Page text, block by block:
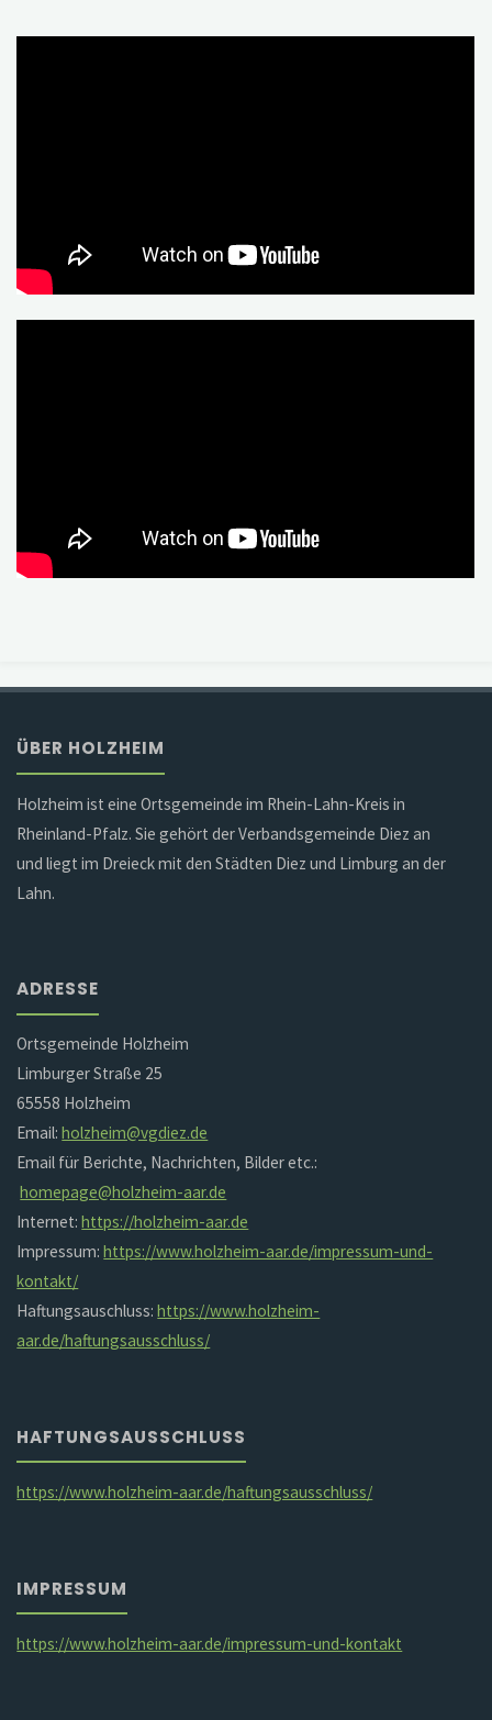
ÜBER HOLZHEIM
Holzheim ist eine Ortsgemeinde im Rhein-Lahn-Kreis in
Rheinland-Pfalz. Sie gehört der Verbandsgemeinde Diez an
und liegt im Dreieck mit den Städten Diez und Limburg an der
Lahn.
ADRESSE
Ortsgemeinde Holzheim
Limburger Straße 25
65558 Holzheim
Email:holzheim@vgdiez.de
Email für Berichte, Nachrichten, Bilder etc.:
homepage@holzheim-aar.de
Internet:https://holzheim-aar.de
Impressum:https://www.holzheim-aar.de/impressum-und-
kontakt/
Haftungsauschluss:https://www.holzheim-
aar.de/haftungsausschluss/
HAFTUNGSAUSSCHLUSS
https://www.holzheim-aar.de/haftungsausschluss/
IMPRESSUM
https://www.holzheim-aar.de/impressum-und-kontakt